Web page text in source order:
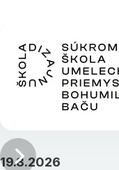
19.8.2026Predchádzajúci